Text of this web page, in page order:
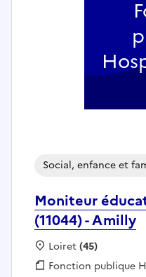
Moniteur
(11044) - Amilly
Social, enfance et
Localisation :
Loiret(45)
Fonction publique :
Fonction publique